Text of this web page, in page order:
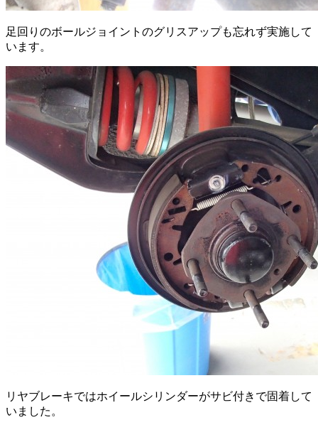
足回りのボールジョイントのグリスアップも忘れず実施して
います。
リヤブレーキではホイールシリンダーがサビ付きで固着して
いました。